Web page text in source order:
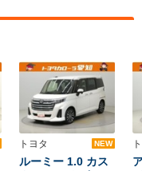
トヨタ NEW
ルーミー 1.0 カス